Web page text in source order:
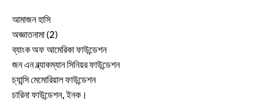
আমাজন হাসি
অজ্ঞাতনামা (2)
ব্যাংক অফ আমেরিকা ফাউন্ডেশন
জন এন ব্ল্যাকম্যান সিনিয়র ফাউন্ডেশন
চ্যান্সি মেমোরিয়াল ফাউন্ডেশন
চারিনা ফাউন্ডেশন, ইনক।